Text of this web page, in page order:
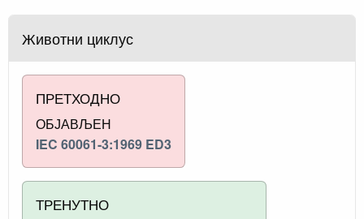
Животни циклус
ПРЕТХОДНО
ОБЈАВЉЕН
IEC 60061-3:1969 ED3
ТРЕНУТНО